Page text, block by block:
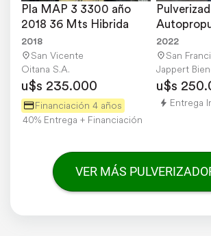
Pla MAP 3 3300 año
2018 36 Mts Hibrida
2018
San Vicente
Oitana S.A.
u$s 235.000
Financiación 4 años
40% Entrega + Financiación
MAP3
Modelo
2022
San
Jappert
u$s
Entrega
VER MÁS